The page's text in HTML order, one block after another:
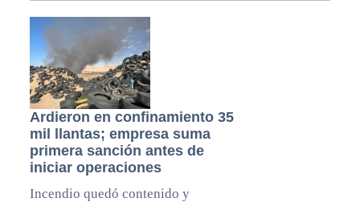
Ardieron en confinamiento 35
mil llantas; empresa suma
primera sanción antes de
iniciar operaciones
Incendio quedó contenido y